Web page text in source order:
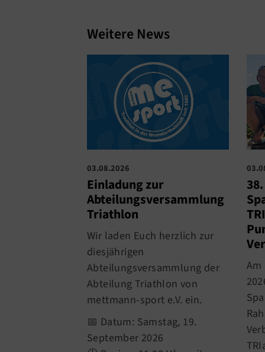
Weitere News
03.08.2026
Einladung zur
Abteilungsversammlung
Triathlon
Wir laden Euch herzlich zur
diesjährigen
Abteilungsversammlung der
Abteilung Triathlon von
mettmann-sport e.V. ein.
📅 Datum: Samstag, 19.
September 2026
Am